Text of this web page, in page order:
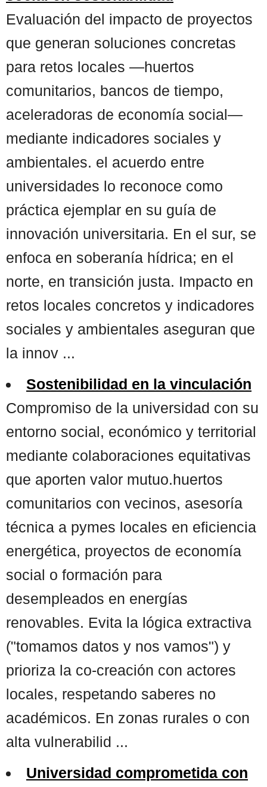
Evaluación del impacto de proyectos
que generan soluciones concretas
para retos locales —huertos
comunitarios, bancos de tiempo,
aceleradoras de economía social—
mediante indicadores sociales y
ambientales. el acuerdo entre
universidades lo reconoce como
práctica ejemplar en su guía de
innovación universitaria. En el sur, se
enfoca en soberanía hídrica; en el
norte, en transición justa. Impacto en
retos locales concretos y indicadores
sociales y ambientales aseguran que
la innov ...
Sostenibilidad en la vinculación
Compromiso de la universidad con su
entorno social, económico y territorial
mediante colaboraciones equitativas
que aporten valor mutuo.huertos
comunitarios con vecinos, asesoría
técnica a pymes locales en eficiencia
energética, proyectos de economía
social o formación para
desempleados en energías
renovables. Evita la lógica extractiva
("tomamos datos y nos vamos") y
prioriza la co-creación con actores
locales, respetando saberes no
académicos. En zonas rurales o con
alta vulnerabilid ...
Universidad comprometida con